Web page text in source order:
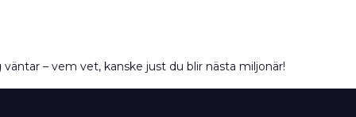
– vem vet, kanske just du blir nästa miljonär!